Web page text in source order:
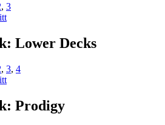
, 3
Lower Decks
, 3, 4
Prodigy